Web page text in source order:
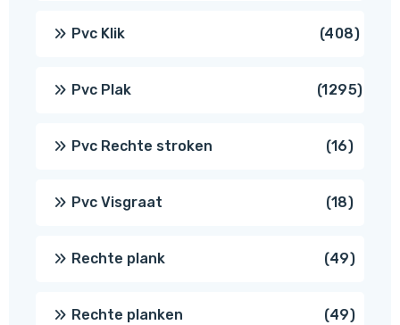
Pvc Klik 408408
Pvc Plak 12951295
Pvc Rechte stroken 1616
Pvc Visgraat 1818
Rechte plank 4949
Rechte planken 4949